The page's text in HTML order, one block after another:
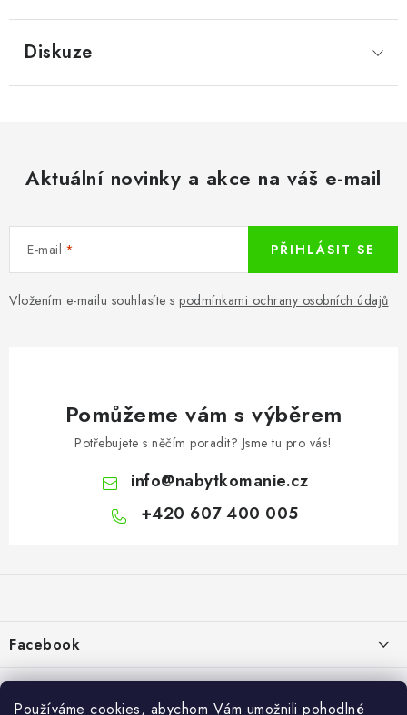
Používáme cookies, abychom Vám umožnili pohodlné
Diskuze
Aktuální novinky a akce na váš e-mail
E-mail
Vložením e-mailu souhlasíte s podmínkami ochrany osobních údajů
PŘIHLÁSIT SE
Pomůžeme vám s výběrem
Potřebujete s něčím poradit? Jsme tu pro vás!
info@nabytkomanie.cz
+420 607 400 005
a
í
Facebook